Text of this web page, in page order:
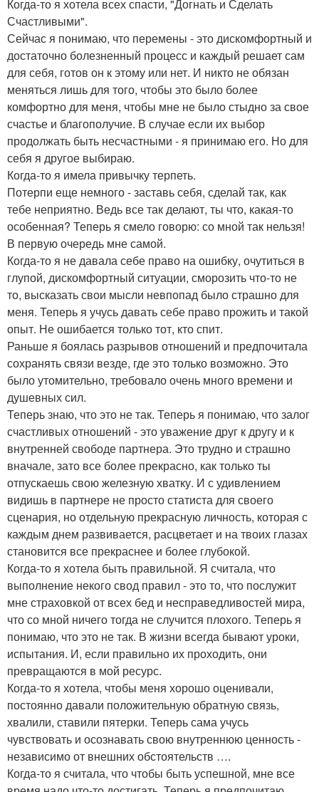
Когда-то я хотела всех спасти, "Догнать и Сделать
Счастливыми".
Сейчас я понимаю, что перемены - это дискомфортный и
достаточно болезненный процесс и каждый решает сам
для себя, готов он к этому или нет. И никто не обязан
меняться лишь для того, чтобы это было более
комфортно для меня, чтобы мне не было стыдно за свое
счастье и благополучие. В случае если их выбор
продолжать быть несчастными - я принимаю его. Но для
себя я другое выбираю.
Когда-то я имела привычку терпеть.
Потерпи еще немного - заставь себя, сделай так, как
тебе неприятно. Ведь все так делают, ты что, какая-то
особенная? Теперь я смело говорю: со мной так нельзя!
В первую очередь мне самой.
Когда-то я не давала себе право на ошибку, очутиться в
глупой, дискомфортный ситуации, сморозить что-то не
то, высказать свои мысли невпопад было страшно для
меня. Теперь я учусь давать себе право прожить и такой
опыт. Не ошибается только тот, кто спит.
Раньше я боялась разрывов отношений и предпочитала
сохранять связи везде, где это только возможно. Это
было утомительно, требовало очень много времени и
душевных сил.
Теперь знаю, что это не так. Теперь я понимаю, что залог
счастливых отношений - это уважение друг к другу и к
внутренней свободе партнера. Это трудно и страшно
вначале, зато все более прекрасно, как только ты
отпускаешь свою железную хватку. И с удивлением
видишь в партнере не просто статиста для своего
сценария, но отдельную прекрасную личность, которая с
каждым днем развивается, расцветает и на твоих глазах
становится все прекраснее и более глубокой.
Когда-то я хотела быть правильной. Я считала, что
выполнение некого свод правил - это то, что послужит
мне страховкой от всех бед и несправедливостей мира,
что со мной ничего тогда не случится плохого. Теперь я
понимаю, что это не так. В жизни всегда бывают уроки,
испытания. И, если правильно их проходить, они
превращаются в мой ресурс.
Когда-то я хотела, чтобы меня хорошо оценивали,
постоянно давали положительную обратную связь,
хвалили, ставили пятерки. Теперь сама учусь
чувствовать и осознавать свою внутреннюю ценность -
независимо от внешних обстоятельств ….
Когда-то я считала, что чтобы быть успешной, мне все